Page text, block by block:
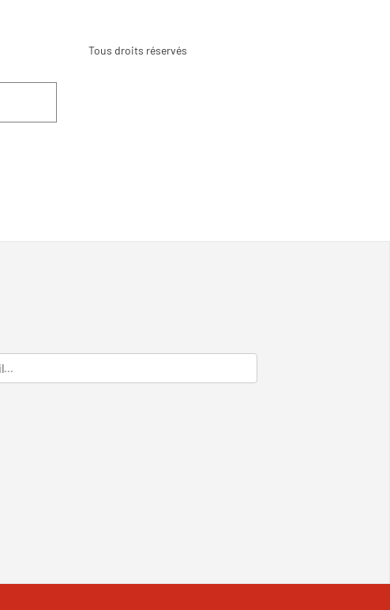
Tous droits réservés